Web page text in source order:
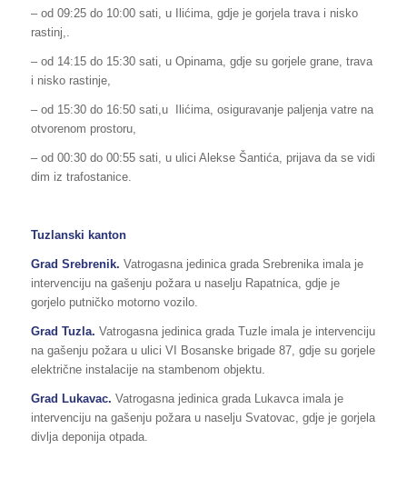
– od 09:25 do 10:00 sati, u Ilićima, gdje je gorjela trava i nisko
rastinj,.
– od 14:15 do 15:30 sati, u Opinama, gdje su gorjele grane, trava
i nisko rastinje,
– od 15:30 do 16:50 sati,u Ilićima, osiguravanje paljenja vatre na
otvorenom prostoru,
– od 00:30 do 00:55 sati, u ulici Alekse Šantića, prijava da se vidi
dim iz trafostanice.
Tuzlanski kanton
Grad Srebrenik. Vatrogasna jedinica grada Srebrenika imala je
intervenciju na gašenju požara u naselju Rapatnica, gdje je
gorjelo putničko motorno vozilo.
Grad Tuzla. Vatrogasna jedinica grada Tuzle imala je intervenciju
na gašenju požara u ulici VI Bosanske brigade 87, gdje su gorjele
električne instalacije na stambenom objektu.
Grad Lukavac. Vatrogasna jedinica grada Lukavca imala je
intervenciju na gašenju požara u naselju Svatovac, gdje je gorjela
divlja deponija otpada.